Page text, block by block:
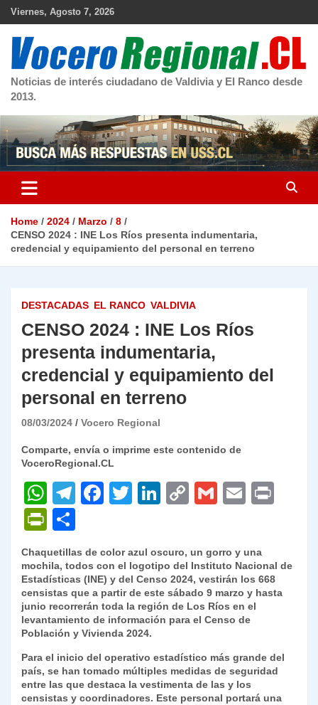
Skip
Viernes, Agosto 7, 2026
Noticias de interés ciudadano de Valdivia y El Ranco desde
2013.
Home 2024 Marzo
8
CENSO 2024 : INE Los Ríos presenta indumentaria,
credencial y equipamiento del personal en terreno
DESTACADAS EL RANCO VALDIVIA
CENSO 2024 : INE Los Ríos
presenta indumentaria,
credencial y equipamiento del
personal en terreno
08/03/2024 Vocero Regional
Comparte, envía o imprime este contenido de
VoceroRegional.CL
W
h
at
s
A
p
p
T
gr
a
m
F
e
b
o
o
k
T
er
Li
e
dI
n
C
y
Li
n
k
G
l
E
l
P
ri
nt
Fr
ie
n
dl
y
o
m
p
ar
tir
Chaquetillas de color azul oscuro, un gorro y una
mochila, todos con el logotipo del Instituto Nacional de
Estadísticas (INE) y del Censo 2024, vestirán los 668
censistas que a partir de este sábado 9 marzo y hasta
junio recorrerán toda la región de Los Ríos en el
levantamiento de información para el Censo de
Población y Vivienda 2024.
Para el inicio del operativo estadístico más grande del
país, se han tomado múltiples medidas de seguridad
entre las que destaca la vestimenta de las y los
censistas y coordinadores. Este personal portará una